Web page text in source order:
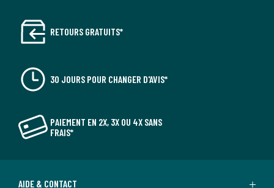
RETOURS GRATUITS*
30 JOURS POUR CHANGER D'AVIS*
PAIEMENT EN 2X, 3X OU 4X SANS
FRAIS*
AIDE & CONTACT